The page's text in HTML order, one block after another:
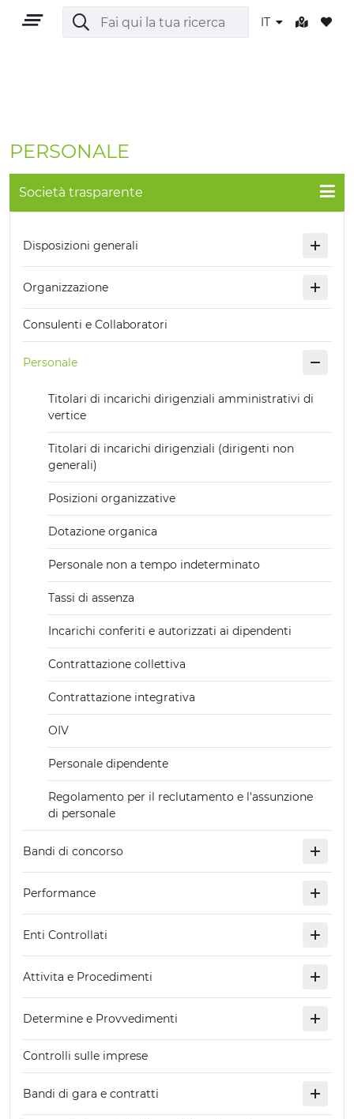
IT
OUTDOOR
CULTURA
ESPERIENZE
EVENTI
OFFERTE
ACCOGLIENZA
PERSONALE
Società trasparente
Disposizioni generali
Organizzazione
Consulenti e Collaboratori
Personale
Titolari di incarichi dirigenziali amministrativi di
vertice
Titolari di incarichi dirigenziali (dirigenti non
generali)
Posizioni organizzative
Dotazione organica
Personale non a tempo indeterminato
Tassi di assenza
Incarichi conferiti e autorizzati ai dipendenti
Contrattazione collettiva
Contrattazione integrativa
OIV
Personale dipendente
Regolamento per il reclutamento e l'assunzione
di personale
Bandi di concorso
Performance
Enti Controllati
Attivita e Procedimenti
Determine e Provvedimenti
Controlli sulle imprese
Bandi di gara e contratti